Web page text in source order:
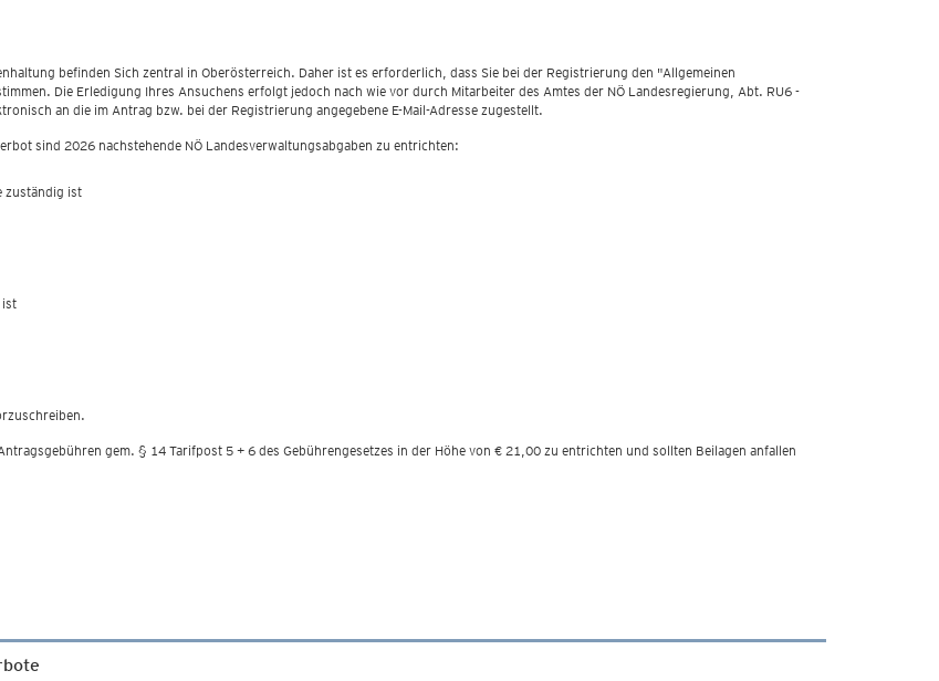
befinden Sich zentral in Oberösterreich. Daher ist es erforderlich, dass Sie bei der Registrierung den "Allgemeinen
Die Erledigung Ihres Ansuchens erfolgt jedoch nach wie vor durch Mitarbeiter des Amtes der NÖ Landesregierung, Abt. RU6 -
an die im Antrag bzw. bei der Registrierung angegebene E-Mail-Adresse zugestellt.
sind 2026 nachstehende NÖ Landesverwaltungsabgaben zu entrichten:
zuständig ist
ist
gem. § 14 Tarifpost 5 + 6 des Gebührengesetzes in der Höhe von € 21,00 zu entrichten und sollten Beilagen anfallen